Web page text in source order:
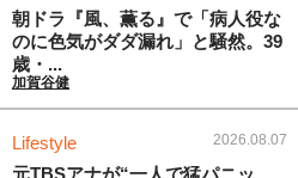
朝ドラ『風、薫る』で「病人役な
のに色気がダダ漏れ」と騒然。39
歳・...
加賀谷健
Lifestyle 2026.08.07